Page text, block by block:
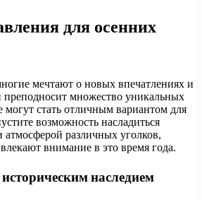
для осенних
мечтают о новых впечатлениях и
преподносит множество уникальных
стать отличным вариантом для
возможность насладиться
атмосферой различных уголков,
внимание в это время года.
наследием